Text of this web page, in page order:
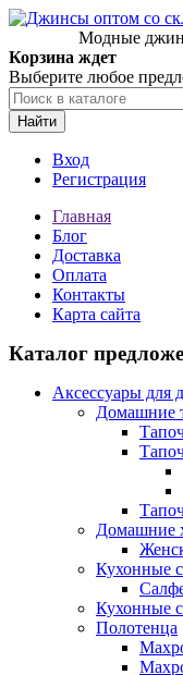
Модные
Корзина ждет
Выберите любое
Найти
Вход
Регистрация
Главная
Блог
Доставка
Оплата
Контакты
Карта сайта
Каталог
Аксессуары для
Домашние
Домашние
Кухонные
Кухонные
Полотенца